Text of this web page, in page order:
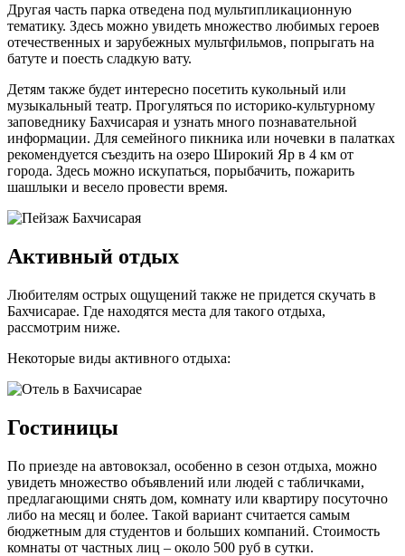
Другая часть парка отведена под мультипликационную
тематику. Здесь можно увидеть множество любимых героев
отечественных и зарубежных мультфильмов, попрыгать на
батуте и поесть сладкую вату.
Детям также будет интересно посетить кукольный или
музыкальный театр. Прогуляться по историко-культурному
заповеднику Бахчисарая и узнать много познавательной
информации. Для семейного пикника или ночевки в палатках
рекомендуется съездить на озеро Широкий Яр в 4 км от
города. Здесь можно искупаться, порыбачить, пожарить
шашлыки и весело провести время.
Активный отдых
Любителям острых ощущений также не придется скучать в
Бахчисарае. Где находятся места для такого отдыха,
рассмотрим ниже.
Некоторые виды активного отдыха:
Гостиницы
По приезде на автовокзал, особенно в сезон отдыха, можно
увидеть множество объявлений или людей с табличками,
предлагающими снять дом, комнату или квартиру посуточно
либо на месяц и более. Такой вариант считается самым
бюджетным для студентов и больших компаний. Стоимость
комнаты от частных лиц – около 500 руб в сутки.